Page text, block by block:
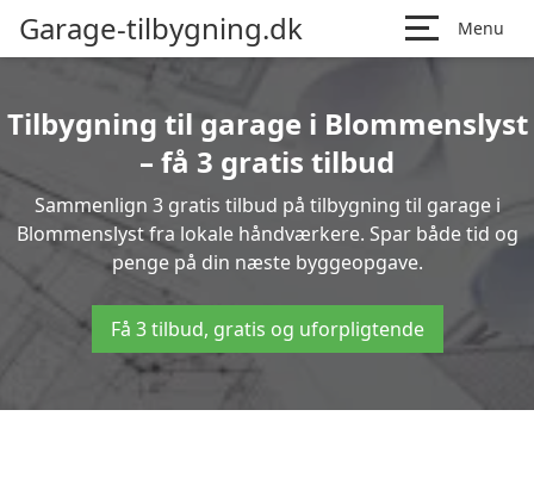
Garage-tilbygning.dk Menu
Tilbygning til garage i Blommenslyst
– få 3 gratis tilbud
Sammenlign 3 gratis tilbud på tilbygning til garage i
Blommenslyst fra lokale håndværkere. Spar både tid og
penge på din næste byggeopgave.
Få 3 tilbud, gratis og uforpligtende